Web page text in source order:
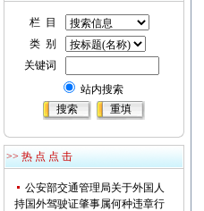
栏 目
类 别
关键词
站内搜索
>> 热 点 点 击
公安部交通管理局关于外国人
持国外驾驶证肇事属何种违章行